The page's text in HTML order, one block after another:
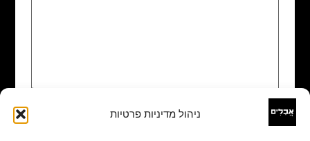
ניהול מדיניות פרטיות שם